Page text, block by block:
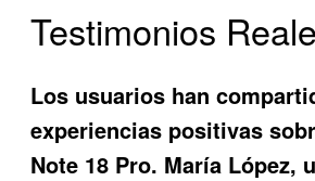
Testimonios
Los usuarios han
experiencias positivas
Note 18 Pro. María López,